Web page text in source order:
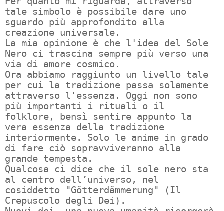
tale simbolo è possibile dare uno
sguardo più approfondito alla
creazione universale.
La mia opinione è che l'idea del Sole
Nero ci trascina sempre più verso una
via di amore cosmico.
Ora abbiamo raggiunto un livello tale
per cui la tradizione passa solamente
attraverso l'essenza. Oggi non sono
più importanti i rituali o il
folklore, bensì sentire appunto la
vera essenza della tradizione
interiormente. Solo le anime in grado
di fare ciò sopravviveranno alla
grande tempesta.
Qualcosa ci dice che il sole nero sta
al centro dell’universo, nel
cosiddetto "Götterdämmerung" (Il
Crepuscolo degli Dei).